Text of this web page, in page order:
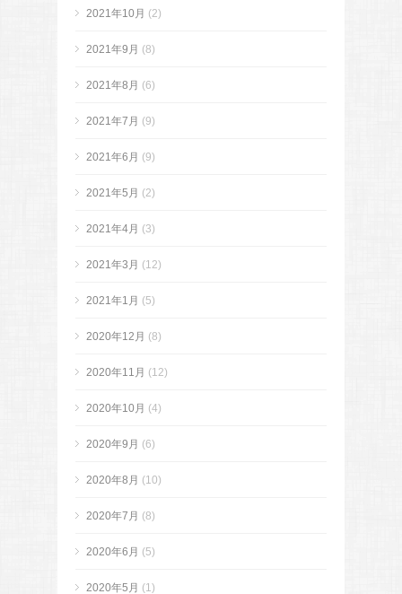
2021年10月 (2)
2021年9月 (8)
2021年8月 (6)
2021年7月 (9)
2021年6月 (9)
2021年5月 (2)
2021年4月 (3)
2021年3月 (12)
2021年1月 (5)
2020年12月 (8)
2020年11月 (12)
2020年10月 (4)
2020年9月 (6)
2020年8月 (10)
2020年7月 (8)
2020年6月 (5)
2020年5月 (1)